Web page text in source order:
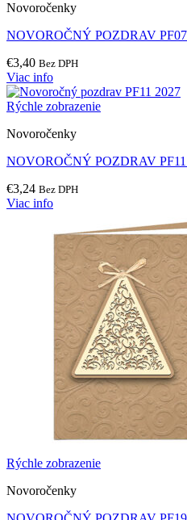
Novoročenky
NOVOROČNÝ POZDRAV
€3,40 Bez DPH
Viac info
Rýchle zobrazenie
Novoročenky
NOVOROČNÝ POZDRAV PF11
€3,24 Bez DPH
Viac info
Rýchle zobrazenie
Novoročenky